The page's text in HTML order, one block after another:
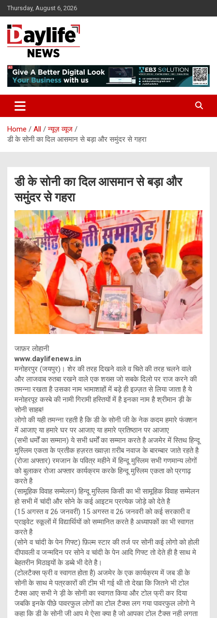
Skip
to
content
Thursday, August 6, 2026
daylifenews
Home All
न्यूज़ व्यूज
डी के सोनी का दिल आसमान से बड़ा और समुंदर से गहरा
डी के सोनी का दिल आसमान से बड़ा और
समुंदर से गहरा
जाफ़र लोहानी
www.daylifenews.in
मनोहरपुर (जयपुर)। शेर की तरह दिखने वाले व चिते की तरह चलने वाले
और लाजवाब रुतबा रखने वाले एक शख्स जो सबके दिलो पर राज करने की
तमन्ना रखता है उसका नाम भामाशाहों में बड़े ही इज़्ज़त से लिया जाता है ये
मनोहरपूर कस्बे की नामी गिरामी हस्तियों में है इनका नाम है श्रीमान ड़ी के
सोनी साहब!
लोगो की यही तमन्ना रहती है कि डी के सोनी जी के नेक कदम हमारे फंक्शन
में आजाए या हमारे घर पर आजाए या हमारे प्रतिष्ठान पर आजाए
(सभी धर्मों का सम्मान) ये सभी धर्मों का सम्मान करते है अजमेर में स्तिथ हिन्दू
मुस्लिम एकता के प्रतीक हज़रत ख्वाज़ा ग़रीब नवाज के बारम्बार जाते रहते है
(रोजा अफ्तार) रमजान के पवित्र महीने में हिन्दू मुस्लिम सभी गणमान्य लोगों
को बुलाकर रोजा अफ्तार कार्यक्रम करके हिन्दू मुस्लिम एकता को प्रगाढ़
करते है
(सामूहिक विवाह सम्मेलन) हिन्दू मुस्लिम किसी का भी सामूहिक विवाह सम्मेलन
हो सभी में चांदी और सोने के कई आइटम प्रत्येक जोड़े को देते है
(15 अगस्त व 26 जनवरी) 15 अगस्त व 26 जनवरी को कई सरकारी व
प्राइवेट स्कूलों में विद्यार्थियों को सम्मानित करते है अध्यापकों का भी स्वागत
करते है
(सोने व चांदी के पेन गिफ्ट) फ़िल्म स्टार की तर्ज पर सोनी कई लोगो को होली
दीपावली व जन्मदिन पर सोने व चांदी के पेन आदि गिफ्ट तो देते ही है साथ मे
बेहतरीन मिठाइयों के डब्बे भी देते है।
(टोलटैक्स फ्री व स्वागत होता है) अजमेर के एक कार्यक्रम में जब डी के
सोनी के साथ मे पत्रकारों की टीम भी गई थी तो देखा कि जितने भी टोल
टैक्स आए सभी ने ड़ी के सोनी का स्वागत किया और टोल फ्री कर दिया
जबकि इनके पीछे पावरफुल लोगों का टोल टैक्स लग गया पावरफुल लोगो ने
कहा कि डी के सोनी जी आप मे ऐसा क्या है जो आपका टोल टैक्स नही लगता